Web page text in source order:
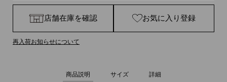
店舗在庫を確認 お気に入り登録
再入荷お知らせについて
商品説明 サイズ 詳細